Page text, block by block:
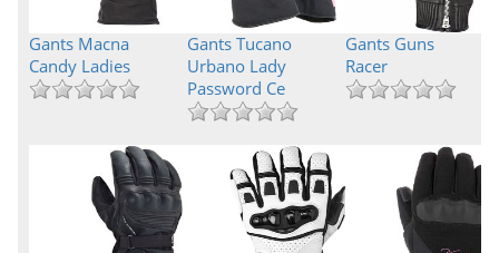
Gants Macna
Candy Ladies
Gants Tucano
Urbano Lady
Password Ce
Gants Guns
Racer